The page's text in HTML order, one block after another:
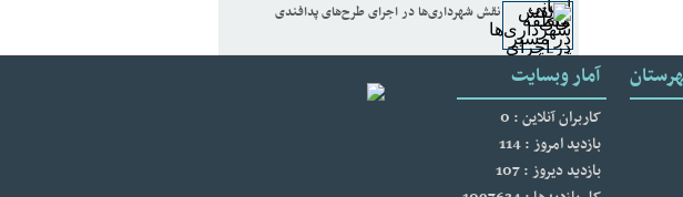
نقش شهرداری‌ها در اجرای طرح‌های پدافندی
آمار وبسایت
کاربران آنلاین : 0
بازدید امروز : 114
بازدید دیروز : 107